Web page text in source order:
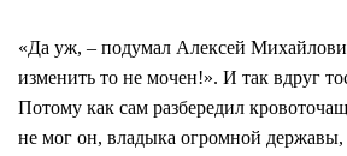
«Да уж, – подумал Алексей
изменить то не мочен!». И так вдруг
Потому как сам разбередил
не мог он, владыка огромной державы,